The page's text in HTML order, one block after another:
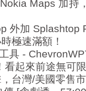
Maps 加持
外加 Splashtop
極速滿額！
具 -
起來前途無可
台灣/美國零售